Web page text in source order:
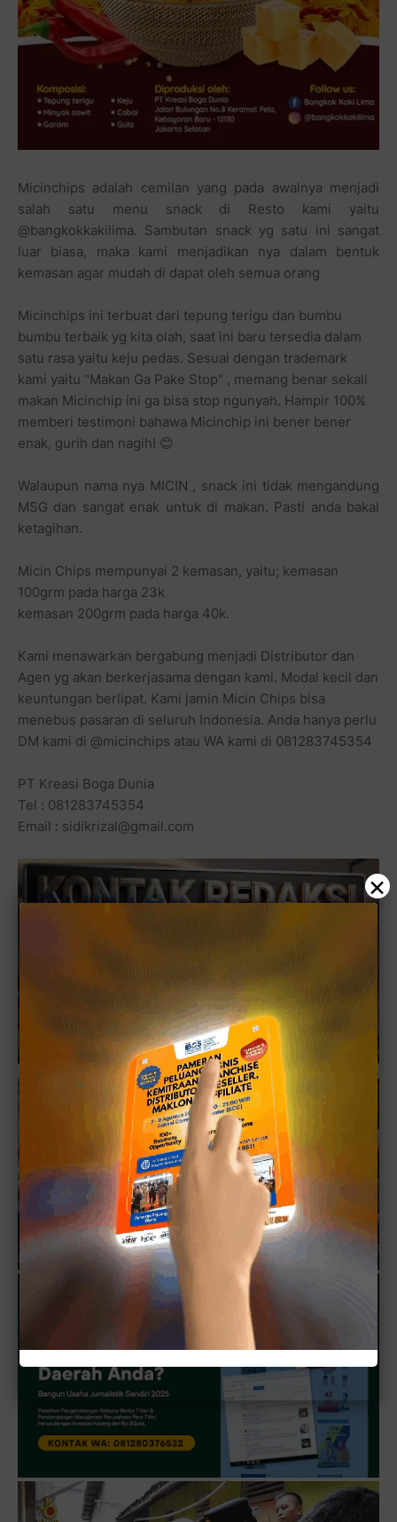
Micinchips adalah cemilan yang pada awalnya menjadi
salah satu menu snack di Resto kami yaitu
@bangkokkakilima. Sambutan snack yg satu ini sangat
luar biasa, maka kami menjadikan nya dalam bentuk
kemasan agar mudah di dapat oleh semua orang
Micinchips ini terbuat dari tepung terigu dan bumbu
bumbu terbaik yg kita olah, saat ini baru tersedia dalam
satu rasa yaitu keju pedas. Sesuai dengan trademark
kami yaitu "Makan Ga Pake Stop" , memang benar sekali
makan Micinchip ini ga bisa stop ngunyah. Hampir 100%
memberi testimoni bahawa Micinchip ini bener bener
enak, gurih dan nagih! 😊
Walaupun nama nya MICIN , snack ini tidak mengandung
MSG dan sangat enak untuk di makan. Pasti anda bakal
ketagihan.
Micin Chips mempunyai 2 kemasan, yaitu; kemasan
100grm pada harga 23k
kemasan 200grm pada harga 40k.
Kami menawarkan bergabung menjadi Distributor dan
Agen yg akan berkerjasama dengan kami. Modal kecil dan
keuntungan berlipat. Kami jamin Micin Chips bisa
menebus pasaran di seluruh Indonesia. Anda hanya perlu
DM kami di @micinchips atau WA kami di 081283745354
PT Kreasi Boga Dunia
Tel : 081283745354
Email : sidikrizal@gmail.com
×